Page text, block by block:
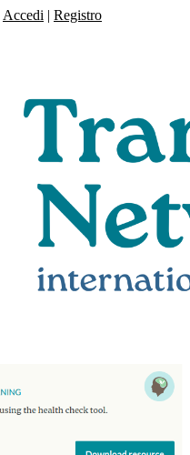
Accedi | Registro